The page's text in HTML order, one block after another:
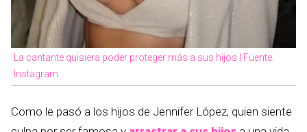
La cantante quisiera poder proteger más a sus hijos | Fuente:
Instagram
Como le pasó a los hijos de Jennifer López, quien siente